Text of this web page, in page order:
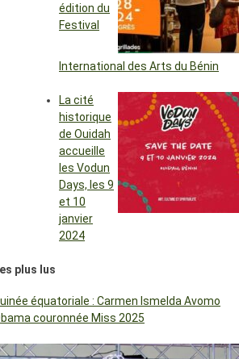
édition du
Festival
International des Arts du Bénin
La cité
historique
de Ouidah
accueille
les Vodun
Days, les 9
et 10
janvier
2024
plus lus
équatoriale : Carmen Ismelda Avomo
couronnée Miss 2025